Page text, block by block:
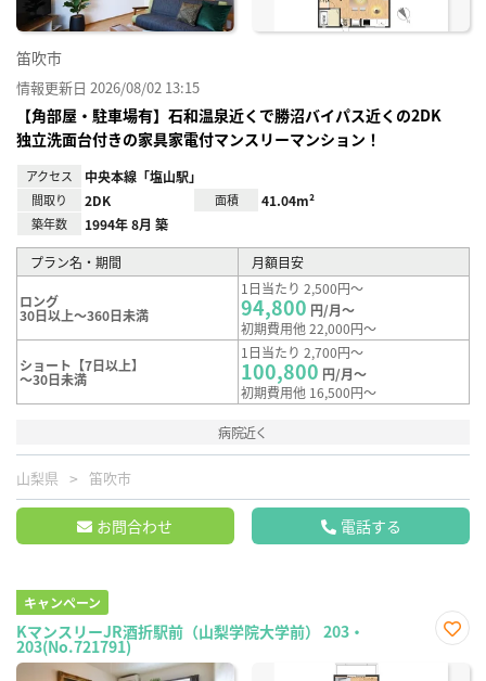
笛吹市
情報更新日 2026/08/02 13:15
【角部屋・駐車場有】石和温泉近くで勝沼バイパス近くの2DK
独立洗面台付きの家具家電付マンスリーマンション！
アクセス 中央本線「塩山駅」
間取り 2DK 面積 41.04m²
築年数 1994年 8月 築
プラン名・期間 月額目安
ロング
30日以上～360日未満
1日当たり 2,500円～
94,800 円/月～
初期費用他 22,000円～
ショート【7日以上】
～30日未満
1日当たり 2,700円～
100,800 円/月～
初期費用他 16,500円～
病院近く
山梨県 笛吹市
お問合わせ 電話する
キャンペーン
KマンスリーJR酒折駅前（山梨学院大学前） 203・
203(No.721791)
に入